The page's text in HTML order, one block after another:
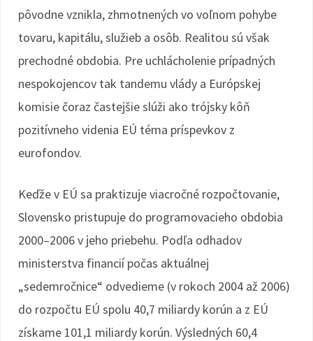
pôvodne vznikla, zhmotnených vo voľnom pohybe
tovaru, kapitálu, služieb a osôb. Realitou sú však
prechodné obdobia. Pre uchlácholenie prípadných
nespokojencov tak tandemu vlády a Európskej
komisie čoraz častejšie slúži ako trójsky kôň
pozitívneho videnia EÚ téma príspevkov z
eurofondov.
Keďže v EÚ sa praktizuje viacročné rozpočtovanie,
Slovensko pristupuje do programovacieho obdobia
2000–2006 v jeho priebehu. Podľa odhadov
ministerstva financií počas aktuálnej
„sedemročnice“ odvedieme (v rokoch 2004 až 2006)
do rozpočtu EÚ spolu 40,7 miliardy korún a z EÚ
získame 101,1 miliardy korún. Výsledných 60,4